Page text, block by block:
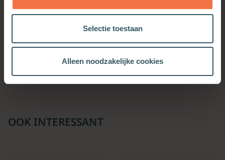
Selectie toestaan
Alleen noodzakelijke cookies
dekmantel
Meer informatie
Coups, tegencoups en
constitutie
Meer informatie
OOK INTERESSANT